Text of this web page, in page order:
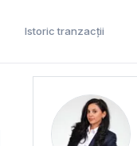
Istoric tranzacții